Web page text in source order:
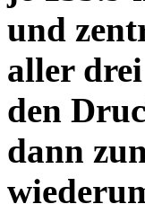
und
aller
den
dann